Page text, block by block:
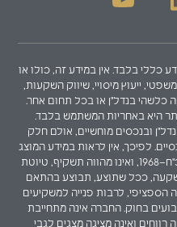
כללי בלבד. אין במידע זה, כולו או
ייעוץ מיסויי, שיווק השקעות,
כלשהי בנדל"ן או בכל תחום אחר.
היא באחריות המשתמש בלבד.
ובנכסים מוחשיים, אולם חלק
לפיכך, אין לראות במידע המוצג
הצעה לציבור לפי חוק ניירות ערך, תשכ"ח–1968, ואינו מהווה תשקיף, טיוטת
ככל שתוצע, תבוצע בהתאם
הספציפי, לרבות פנייה למשקיעים
בחוק. החברה אינה מתחייבת
ואינה מציגה מצגים לגבי